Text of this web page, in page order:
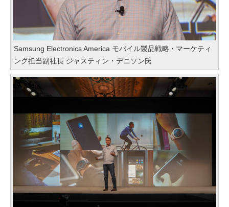
Samsung Electronics America モバイル製品戦略・マーケティ
ング担当副社長 ジャスティン・デニソン氏